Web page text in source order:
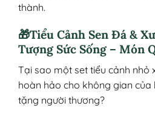
thành.
🎁Tiểu Cảnh Sen Đá &
Tượng Sức Sống – Món
Tại sao một set tiểu cảnh nhỏ
hoàn hảo cho không gian
tặng người thương?